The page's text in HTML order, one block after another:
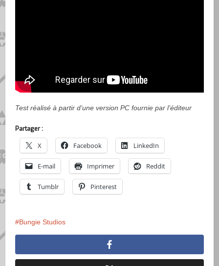
Test réalisé à partir d’une version PC fournie par l’éditeur
Partager :
X Facebook LinkedIn
E-mail Imprimer Reddit
Tumblr Pinterest
Bungie Studios